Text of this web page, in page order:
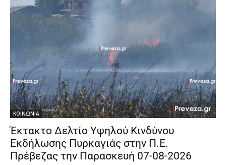
ΚΟΙΝΩΝΙΑ
Έκτακτο Δελτίο Υψηλού Κινδύνου
Εκδήλωσης Πυρκαγιάς στην Π.Ε.
Πρέβεζας την Παρασκευή 07-08-2026